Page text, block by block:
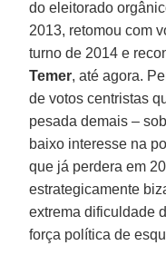
do eleitorado
2013, retomou com
turno de 2014 e
Temer, até agora.
de votos centristas
pesada demais –
baixo interesse na
que já perdera em
estrategicamente
extrema dificuldade
força política de